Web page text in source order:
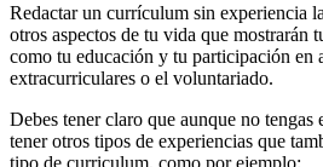
Redactar un currículum sin experiencia
otros aspectos de tu vida que mostrarán
como tu educación y tu participación en
extracurriculares o el voluntariado.
Debes tener claro que aunque no tengas
tener otros tipos de experiencias que
tipo de curriculum, como por ejemplo: